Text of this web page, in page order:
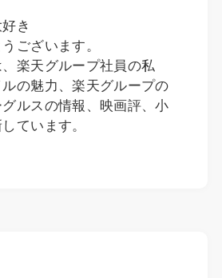
き
ございます。
楽天グループ社員の私
の魅力、楽天グループの
ルスの情報、映画評、小
ています。